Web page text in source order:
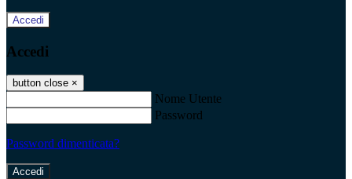
Accedi
Accedi
button close ×
Nome Utente
Password
Password dimenticata?